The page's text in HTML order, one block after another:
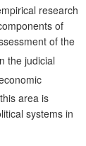
research
of
of the
the judicial
area is
systems in